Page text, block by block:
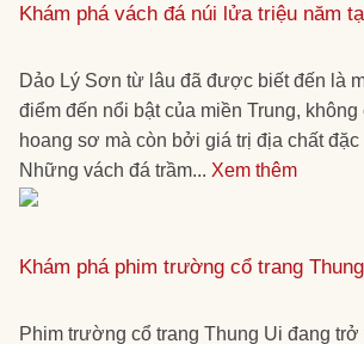
Khám phá vách đá núi lửa triệu năm
Dảo Lý Sơn từ lâu đã được biết đến là
điểm đến nổi bật của miền Trung,
hoang sơ mà còn bởi giá trị địa chất đặc
Những vách đá trầm... Xem thêm
Khám phá phim trường cổ trang
Phim trường cổ trang Thung Ui đang trở